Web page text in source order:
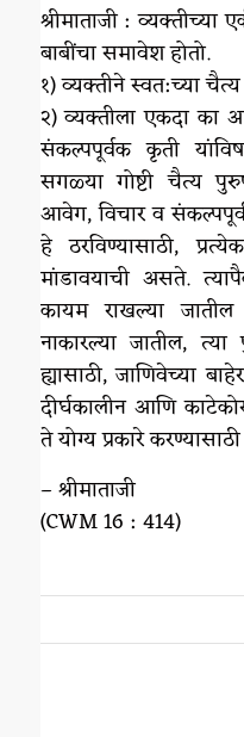
श्रीमाताजी : व्यक्तीच्या
बाबींचा समावेश होतो.
१) व्यक्तीने स्वत:च्या
२) व्यक्तीला एकदा का
संकल्पपूर्वक कृती
सगळ्या गोष्टी चैत्य
आवेग, विचार व
हे ठरविण्यासाठी,
मांडावयाची असते.
कायम राखल्या
नाकारल्या जातील,
ह्यासाठी, जाणिवेच्या
दीर्घकालीन आणि
ते योग्य प्रकारे
– श्रीमाताजी
(CWM 16 : 414)